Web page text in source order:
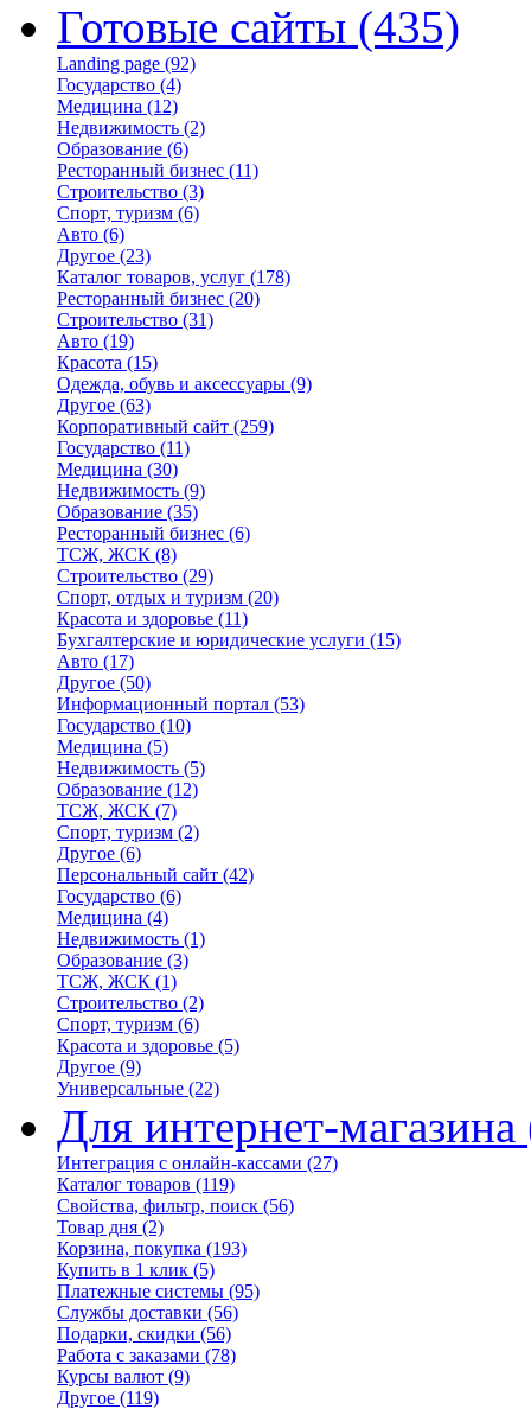
Готовые сайты (435)
Landing page (92)
Государство (4)
Медицина (12)
Недвижимость (2)
Образование (6)
Ресторанный бизнес (11)
Строительство (3)
Спорт, туризм (6)
Авто (6)
Другое (23)
Каталог товаров, услуг (178)
Ресторанный бизнес (20)
Строительство (31)
Авто (19)
Красота (15)
Одежда, обувь и аксессуары (9)
Другое (63)
Корпоративный сайт (259)
Государство (11)
Медицина (30)
Недвижимость (9)
Образование (35)
Ресторанный бизнес (6)
ТСЖ, ЖСК (8)
Строительство (29)
Спорт, отдых и туризм (20)
Красота и здоровье (11)
Бухгалтерские и юридические услуги (15)
Авто (17)
Другое (50)
Информационный портал (53)
Государство (10)
Медицина (5)
Недвижимость (5)
Образование (12)
ТСЖ, ЖСК (7)
Спорт, туризм (2)
Другое (6)
Персональный сайт (42)
Государство (6)
Медицина (4)
Недвижимость (1)
Образование (3)
ТСЖ, ЖСК (1)
Строительство (2)
Спорт, туризм (6)
Красота и здоровье (5)
Другое (9)
Универсальные (22)
Для интернет-магазина
Интеграция с онлайн-кассами (27)
Каталог товаров (119)
Свойства, фильтр, поиск (56)
Товар дня (2)
Корзина, покупка (193)
Купить в 1 клик (5)
Платежные системы (95)
Службы доставки (56)
Подарки, скидки (56)
Работа с заказами (78)
Курсы валют (9)
Другое (119)